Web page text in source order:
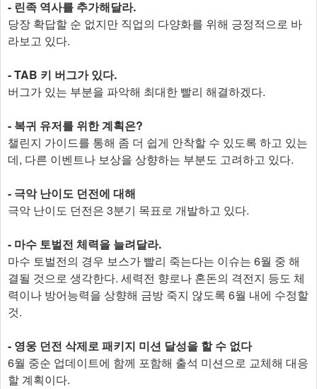
- 린족 역사를 추가해달라.
당장 확답할 순 없지만 직업의 다양화를 위해 긍정적으로 바
라보고 있다.
- TAB 키 버그가 있다.
버그가 있는 부분을 파악해 최대한 빨리 해결하겠다.
- 복귀 유저를 위한 계획은?
챌린지 가이드를 통해 좀 더 쉽게 안착할 수 있도록 하고 있는
데, 다른 이벤트나 보상을 상향하는 부분도 고려하고 있다.
- 극악 난이도 던전에 대해
극악 난이도 던전은 3분기 목표로 개발하고 있다.
- 마수 토벌전 체력을 늘려달라.
마수 토벌전의 경우 보스가 빨리 죽는다는 이슈는 6월 중 해
결될 것으로 생각한다. 세력전 향로나 혼돈의 격전지 등도 체
력이나 방어능력을 상향해 금방 죽지 않도록 6월 내에 수정할
것.
- 영웅 던전 삭제로 패키지 미션 달성을 할 수 없다
6월 중순 업데이트에 함께 포함해 출석 미션으로 교체해 대응
할 계획이다.